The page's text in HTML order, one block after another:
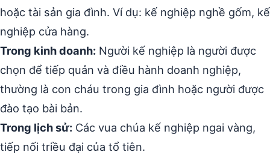
hoặc tài sản gia đình. Ví dụ: kế nghiệp nghề gốm, kế
nghiệp cửa hàng.
Trong kinh doanh: Người kế nghiệp là người được
chọn để tiếp quản và điều hành doanh nghiệp,
thường là con cháu trong gia đình hoặc người được
đào tạo bài bản.
Trong lịch sử: Các vua chúa kế nghiệp ngai vàng,
tiếp nối triều đại của tổ tiên.